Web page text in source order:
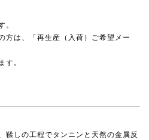
。
方は、「再生産（入荷）ご希望メー
す。
鞣しの工程でタンニンと天然の金属反